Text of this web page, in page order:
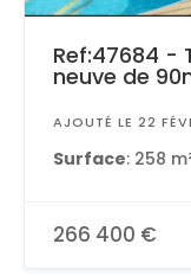
Ref:47684 -
neuve de
AJOUTÉ LE 22
Surface: 258
266 400 €